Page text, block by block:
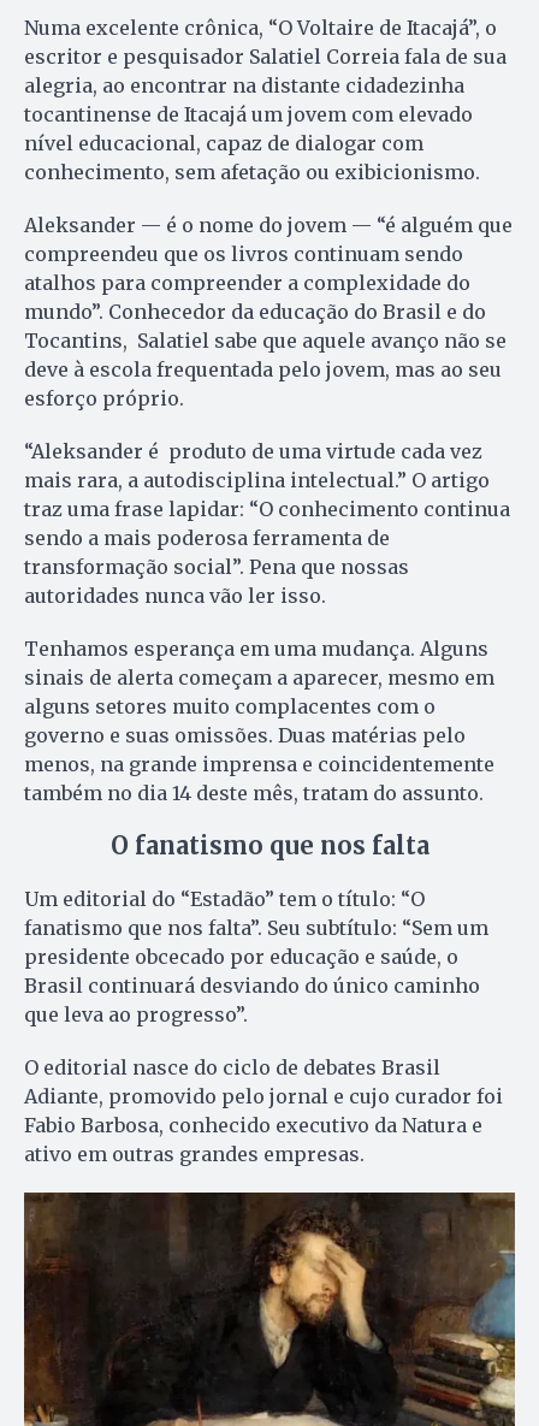
Numa excelente crônica, “O Voltaire de Itacajá”, o
escritor e pesquisador Salatiel Correia fala de sua
alegria, ao encontrar na distante cidadezinha
tocantinense de Itacajá um jovem com elevado
nível educacional, capaz de dialogar com
conhecimento, sem afetação ou exibicionismo.
Aleksander — é o nome do jovem — “é alguém que
compreendeu que os livros continuam sendo
atalhos para compreender a complexidade do
mundo”. Conhecedor da educação do Brasil e do
Tocantins, Salatiel sabe que aquele avanço não se
deve à escola frequentada pelo jovem, mas ao seu
esforço próprio.
“Aleksander é produto de uma virtude cada vez
mais rara, a autodisciplina intelectual.” O artigo
traz uma frase lapidar: “O conhecimento continua
sendo a mais poderosa ferramenta de
transformação social”. Pena que nossas
autoridades nunca vão ler isso.
Tenhamos esperança em uma mudança. Alguns
sinais de alerta começam a aparecer, mesmo em
alguns setores muito complacentes com o
governo e suas omissões. Duas matérias pelo
menos, na grande imprensa e coincidentemente
também no dia 14 deste mês, tratam do assunto.
O fanatismo que nos falta
Um editorial do “Estadão” tem o título: “O
fanatismo que nos falta”. Seu subtítulo: “Sem um
presidente obcecado por educação e saúde, o
Brasil continuará desviando do único caminho
que leva ao progresso”.
O editorial nasce do ciclo de debates Brasil
Adiante, promovido pelo jornal e cujo curador foi
Fabio Barbosa, conhecido executivo da Natura e
ativo em outras grandes empresas.